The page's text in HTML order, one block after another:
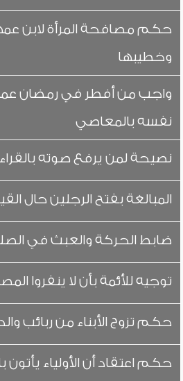
حكم مصافحة المرأة لابن
وخطيبها
واجب من أفطر في رمضان
نفسه بالمعاصي
نصيحة لمن يرفع صوته
المبالغة بفتح الرجلين حال
ضابط الحركة والعبث في
توجيه للأئمة بأن لا ينفروا
حكم تزوج الأبناء من ربائب
حكم اعتقاد أن الأولياء يأتون